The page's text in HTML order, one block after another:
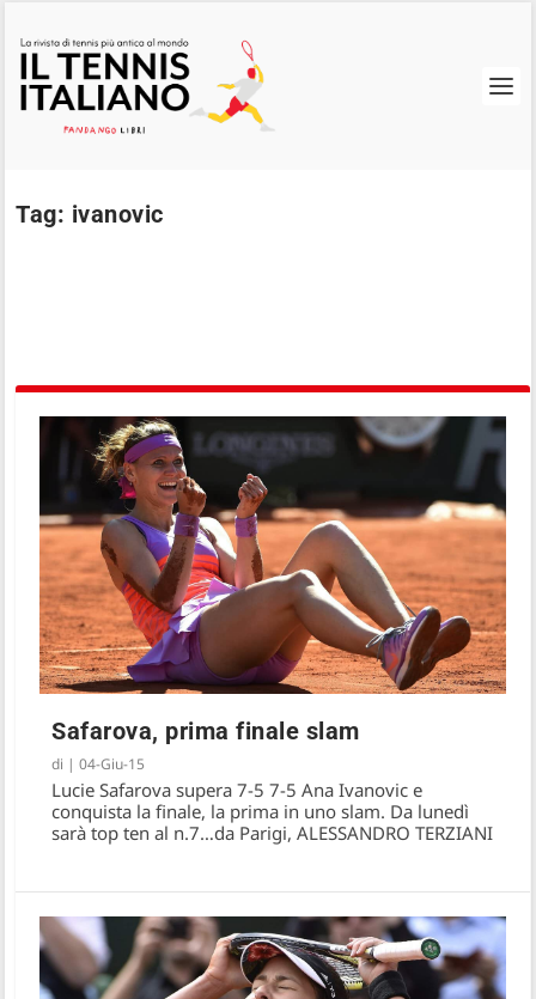
Tag: ivanovic
The Podcast – Il problema dell’integrità,
il punteggio…
Safarova, prima finale slam
di |04-Giu-15
Lucie Safarova supera 7-5 7-5 Ana Ivanovic e
conquista la finale, la prima in uno slam. Da lunedì
sarà top ten al n.7…da Parigi, ALESSANDRO TERZIANI